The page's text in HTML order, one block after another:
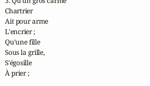
Chartrier
Ait pour arme
L'encrier ;
Qu'une fille
Sous la grille,
S'égosille
À prier ;